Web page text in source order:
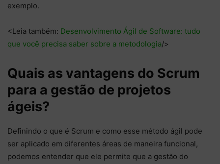
exemplo.
<Leia também: Desenvolvimento Ágil de Software: tudo
que você precisa saber sobre a metodologia/>
Quais as vantagens do Scrum
para a gestão de projetos
ágeis?
Definindo o que é Scrum e como esse método ágil pode
ser aplicado em diferentes áreas de maneira funcional,
podemos entender que ele permite que a gestão do